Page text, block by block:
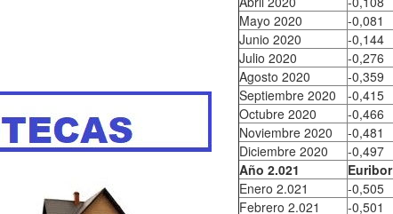
Mayo 2020
-0,081
Junio 2020
-0,144
Julio 2020
-0,276
Agosto 2020
-0,359
Septiembre 2020
-0,415
Octubre 2020
-0,466
Noviembre 2020
-0,481
Diciembre 2020
-0,497
Año 2.021
Euribor
Enero 2.021
-0,505
Febrero 2.021
-0,501